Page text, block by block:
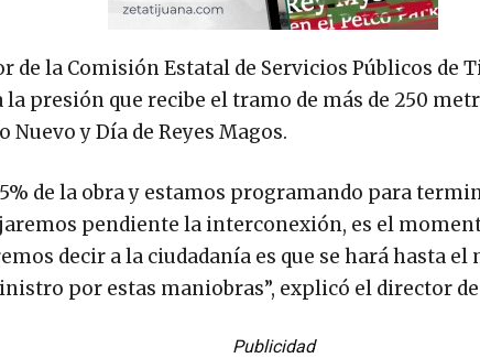
de la Comisión Estatal de Servicios Públicos de
presión que recibe el tramo de más de 250
Nuevo y Día de Reyes Magos.
de la obra y estamos programando para
pendiente la interconexión, es el
decir a la ciudadanía es que se hará hasta
por estas maniobras”, explicó el director de
Publicidad